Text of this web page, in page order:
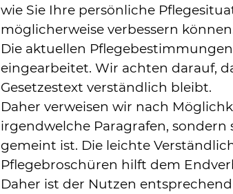
wie Sie Ihre persönliche
möglicherweise verbessern
Die aktuellen
eingearbeitet. Wir achten darauf,
Gesetzestext verständlich bleibt.
Daher verweisen wir nach
irgendwelche Paragrafen, sondern
gemeint ist. Die leichte
Pflegebroschüren hilft dem
Daher ist der Nutzen